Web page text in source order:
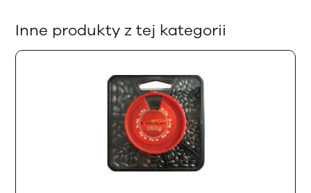
Inne produkty z tej kategorii